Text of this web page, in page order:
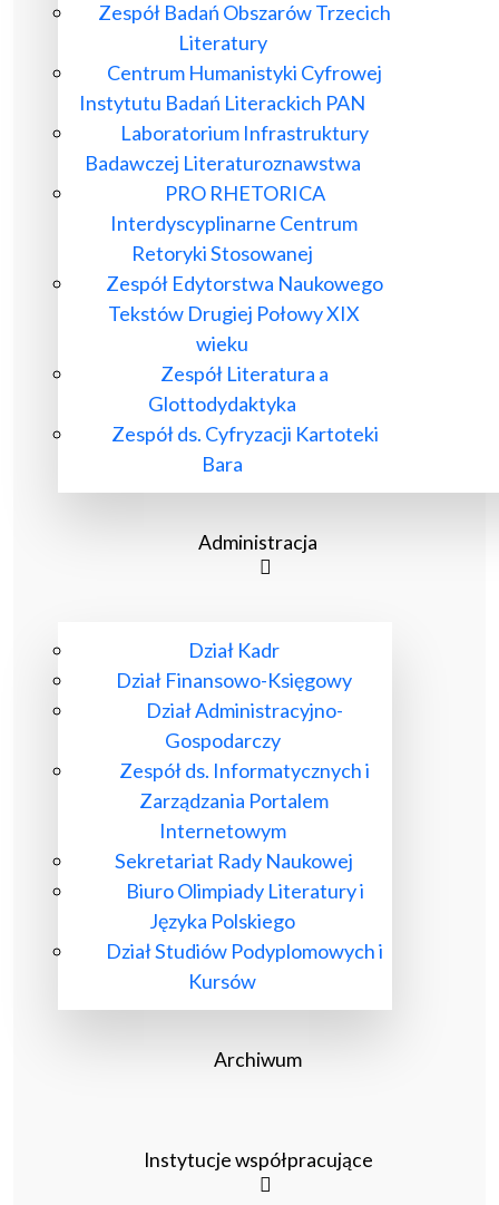
Zespół Badań Obszarów Trzecich
Literatury
Centrum Humanistyki Cyfrowej
Instytutu Badań Literackich PAN
Laboratorium Infrastruktury
Badawczej Literaturoznawstwa
PRO RHETORICA
Interdyscyplinarne Centrum
Retoryki Stosowanej
Zespół Edytorstwa Naukowego
Tekstów Drugiej Połowy XIX
wieku
Zespół Literatura a
Glottodydaktyka
Zespół ds. Cyfryzacji Kartoteki
Bara
Administracja
Dział Kadr
Dział Finansowo-Księgowy
Dział Administracyjno-
Gospodarczy
Zespół ds. Informatycznych i
Zarządzania Portalem
Internetowym
Sekretariat Rady Naukowej
Biuro Olimpiady Literatury i
Języka Polskiego
Dział Studiów Podyplomowych i
Kursów
Archiwum
Instytucje współpracujące